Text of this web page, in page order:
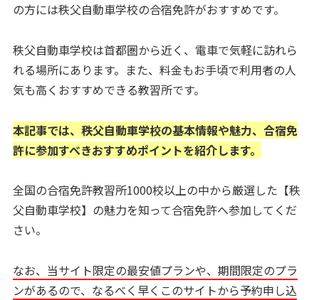
の方には秩父自動車学校の合宿免許がおすすめです。
秩父自動車学校は首都圏から近く、電車で気軽に訪れら
れる場所にあります。また、料金もお手頃で利用者の人
気も高くおすすめできる教習所です。
本記事では、秩父自動車学校の基本情報や魅力、合宿免
許に参加すべきおすすめポイントを紹介します。
全国の合宿免許教習所1000校以上の中から厳選した【秩
父自動車学校】の魅力を知って合宿免許へ参加してくだ
さい。
なお、当サイト限定の最安値プランや、期間限定のプラ
ンがあるので、なるべく早くこのサイトから予約申し込